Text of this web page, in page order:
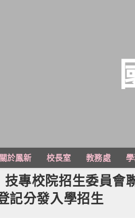
關於鳳新 校長室 教務處
技專校院招生委員
記分發入學招生